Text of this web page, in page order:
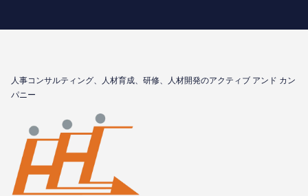
⼈事コンサルティング、⼈材育成、研修、⼈材開発のアクティブ アンド カン
パニー